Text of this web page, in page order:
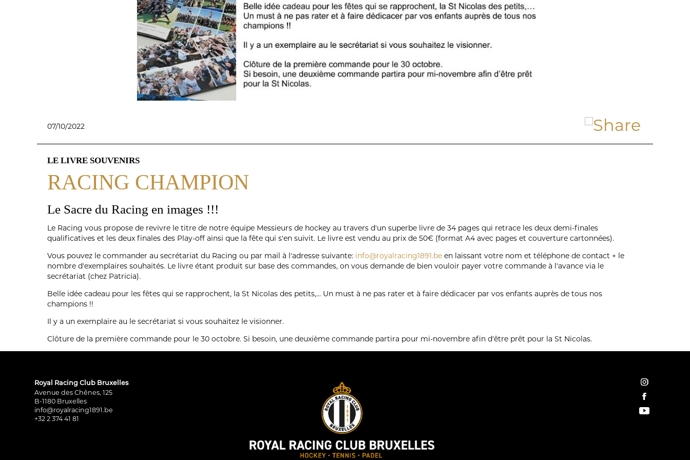
07/10/2022
LE LIVRE SOUVENIRS
RACING CHAMPION
Le Sacre du Racing en images !!!
Le Racing vous propose de revivre le titre de notre équipe Messieurs de hockey au travers d'un superbe livre de 34 pages qui retrace les deux demi-finales
qualificatives et les deux finales des Play-off ainsi que la fête qui s'en suivit. Le livre est vendu au prix de 50€ (format A4 avec pages et couverture cartonnées).
Vous pouvez le commander au secrétariat du Racing ou par mail à l'adresse suivante: info@royalracing1891.be en laissant votre nom et téléphone de contact + le
nombre d'exemplaires souhaités. Le livre étant produit sur base des commandes, on vous demande de bien vouloir payer votre commande à l'avance via le
secrétariat (chez Patricia).
Belle idée cadeau pour les fêtes qui se rapprochent, la St Nicolas des petits,... Un must à ne pas rater et à faire dédicacer par vos enfants auprès de tous nos
champions !!
Il y a un exemplaire au le secrétariat si vous souhaitez le visionner.
Clôture de la première commande pour le 30 octobre. Si besoin, une deuxième commande partira pour mi-novembre afin d'être prêt pour la St Nicolas.
Royal Racing Club Bruxelles
Avenue des Chênes, 125
B-1180 Bruxelles
info@royalracing1891.be
+32 2 374 41 81